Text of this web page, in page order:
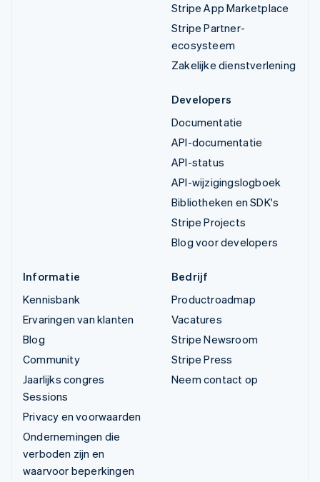
Stripe App Marketplace
Stripe Partner-
ecosysteem
Zakelijke dienstverlening
Developers
Documentatie
API-documentatie
API-status
API-wijzigingslogboek
Bibliotheken en SDK's
Stripe Projects
Blog voor developers
Informatie
Kennisbank
Ervaringen van klanten
Blog
Community
Jaarlijks congres
Sessions
Privacy en voorwaarden
Ondernemingen die
verboden zijn en
waarvoor beperkingen
Bedrijf
Productroadmap
Vacatures
Stripe Newsroom
Stripe Press
Neem contact op